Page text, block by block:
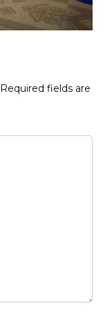
Required fields are